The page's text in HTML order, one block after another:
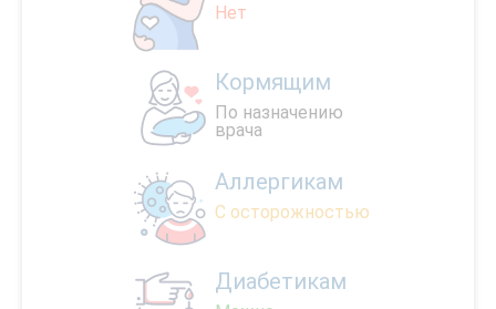
Нет
Кормящим
По назначению
врача
Аллергикам
С осторожностью
Диабетикам